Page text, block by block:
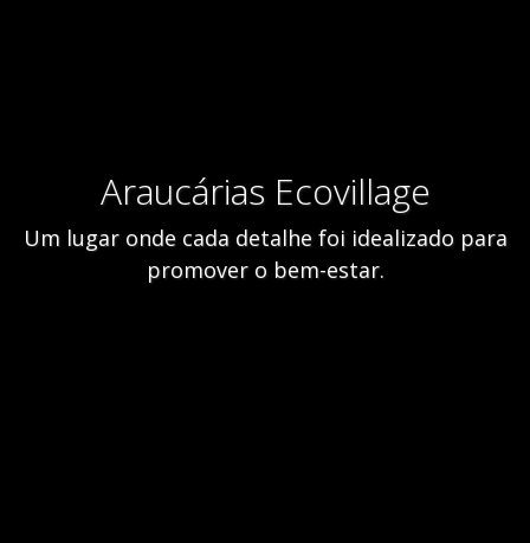
Araucárias Ecovillage
Um lugar onde cada detalhe foi idealizado para
promover o bem-estar.